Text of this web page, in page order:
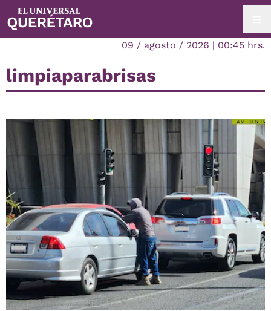
09 / agosto / 2026 | 00:45 hrs.
limpiaparabrisas